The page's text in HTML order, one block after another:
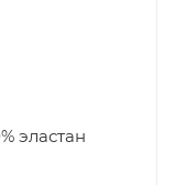
эластан